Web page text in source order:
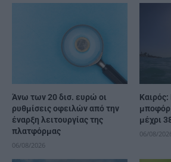
Άνω των 20 δισ. ευρώ οι
ρυθμίσεις οφειλών από την
έναρξη λειτουργίας της
πλατφόρμας
06/08/2026
μποφόρ
μέχρι
06/08/